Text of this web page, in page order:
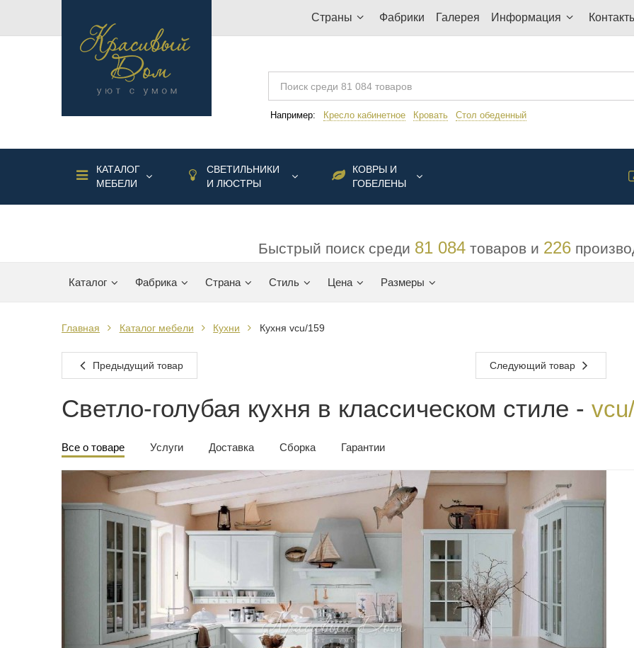
Страны Фабрики Галерея Информация
Например: Кресло кабинетное Кровать Стол обеденный
КАТАЛОГ
МЕБЕЛИ
СВЕТИЛЬНИКИ
И ЛЮСТРЫ
КОВРЫ И
ГОБЕЛЕНЫ
Быстрый поиск среди 81 084товаров и 226
Каталог Фабрика Страна Стиль Цена Размеры
Главная Каталог мебели Кухни Кухня vcu/159
Предыдущий товар Следующий товар
Светло-голубая кухня в классическом стиле -
Все о товаре Услуги Доставка Сборка Гарантии